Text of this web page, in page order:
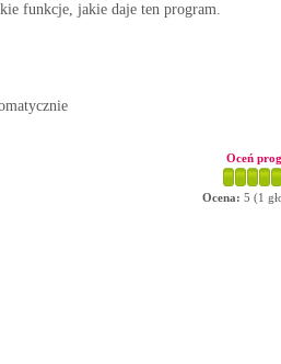
funkcje, jakie daje ten program.
Oceń
Ocena: 5 (1